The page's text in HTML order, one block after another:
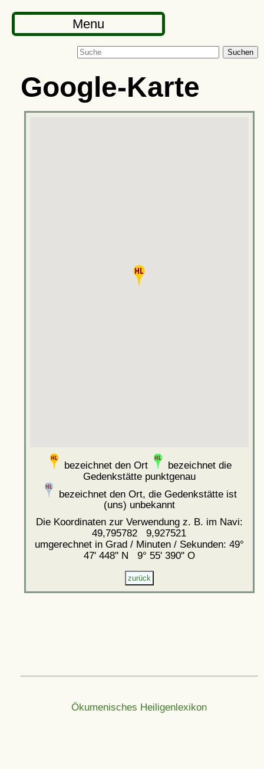
Menu
Suchen
Google-Karte
bezeichnet den Ort
bezeichnet die
Gedenkstätte punktgenau
bezeichnet den Ort, die Gedenkstätte ist
(uns) unbekannt
Die Koordinaten zur Verwendung z. B. im Navi:
49,795782 9,927521
umgerechnet in Grad / Minuten / Sekunden: 49°
47' 448'' N 9° 55' 390'' O
Ökumenisches Heiligenlexikon